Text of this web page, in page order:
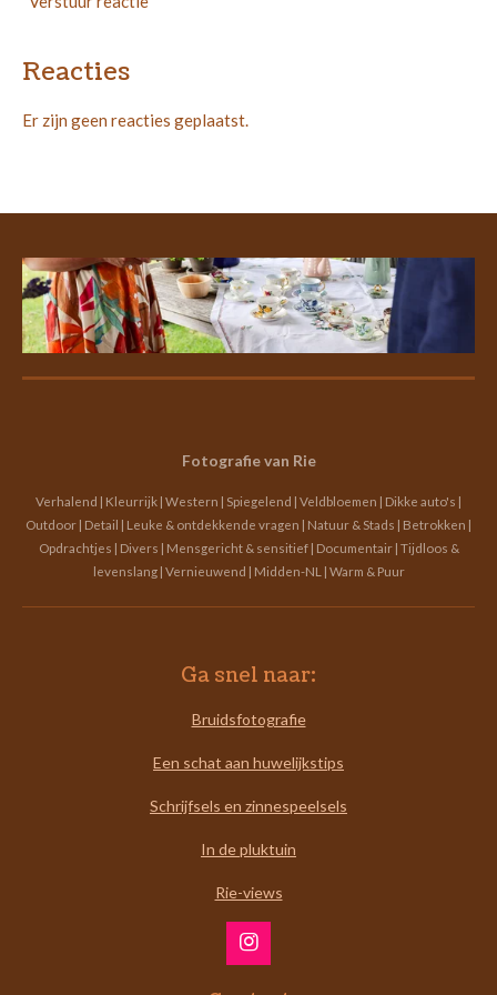
Reacties
Er zijn geen reacties geplaatst.
Fotografie van Rie
Verhalend | Kleurrijk | Western | Spiegelend | Veldbloemen | Dikke auto's |
Outdoor | Detail | Leuke & ontdekkende vragen | Natuur & Stads | Betrokken |
Opdrachtjes | Divers | Mensgericht & sensitief | Documentair | Tijdloos &
levenslang | Vernieuwend | Midden-NL | Warm & Puur
Ga snel naar:
Bruidsfotografie
Een schat aan huwelijkstips
Schrijfsels en zinnespeelsels
In de pluktuin
Rie-views
I
n